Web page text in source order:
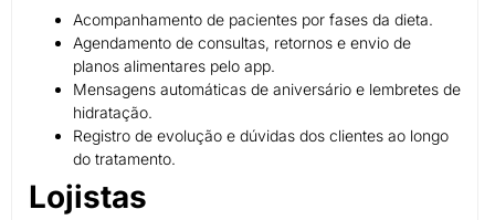
Acompanhamento de pacientes por fases da dieta.
Agendamento de consultas, retornos e envio de
planos alimentares pelo app.
Mensagens automáticas de aniversário e lembretes de
hidratação.
Registro de evolução e dúvidas dos clientes ao longo
do tratamento.
Lojistas